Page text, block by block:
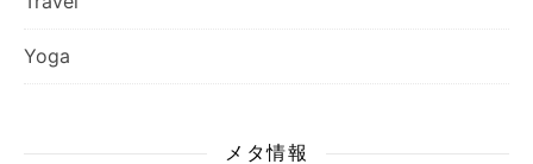
Yoga
メタ情報